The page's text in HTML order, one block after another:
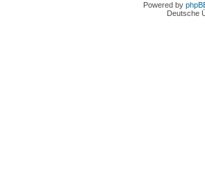
Powered by
Deutsche